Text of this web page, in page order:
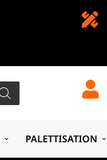
PALETTISATION